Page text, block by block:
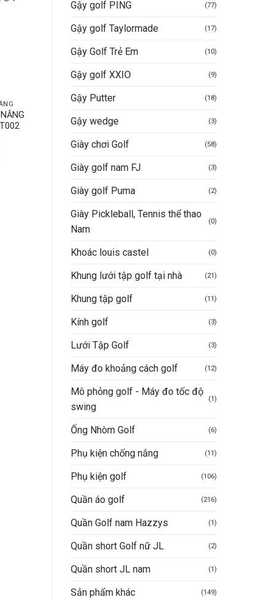
Gậy golf PING (77)
Gậy golf Taylormade (17)
Gậy Golf Trẻ Em (10)
Gậy golf XXIO (9)
Gậy Putter (18)
Gậy wedge (3)
Giày chơi Golf (58)
Giày golf nam FJ (3)
Giày golf Puma (2)
Giày Pickleball, Tennis thể thao
Nam
(0)
Khoác louis castel (0)
Khung lưới tập golf tại nhà (21)
Khung tập golf (11)
Kính golf (3)
Lưới Tập Golf (3)
Máy đo khoảng cách golf (12)
Mô phỏng golf - Máy đo tốc độ
swing
(1)
Ống Nhòm Golf (6)
Phụ kiện chống nắng (11)
Phụ kiện golf (106)
Quần áo golf (216)
Quần Golf nam Hazzys (1)
Quần short Golf nữ JL (2)
Quần short JL nam (1)
Sản phẩm khác (149)
GĂNG TAY GOLF
Bao tay golf chống nắng
Titleist
hạng 5 5
gốc
250.000VND.
Mua hàng nhanh
Ô (DÙ) CHƠI GOLF
O-GOLF-CAN-THANG-
Mua hàng nhanh